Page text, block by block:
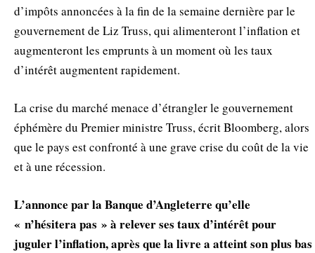
d’impôts annoncées à la fin de la semaine dernière par le
gouvernement de Liz Truss, qui alimenteront l’inflation et
augmenteront les emprunts à un moment où les taux
d’intérêt augmentent rapidement.
La crise du marché menace d’étrangler le gouvernement
éphémère du Premier ministre Truss, écrit Bloomberg, alors
que le pays est confronté à une grave crise du coût de la vie
et à une récession.
L’annonce par la Banque d’Angleterre qu’elle
« n’hésitera pas » à relever ses taux d’intérêt pour
juguler l’inflation, après que la livre a atteint son plus bas